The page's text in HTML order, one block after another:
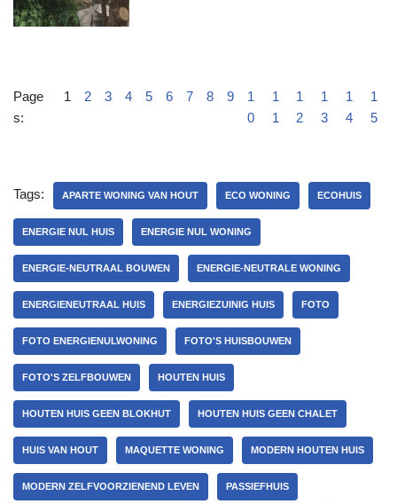
Page
s:
1 2 3 4 5 6 7 8 9
1
0
1
1
1
2
1
3
1
4
1
5
Tags: APARTE WONING VAN HOUT ECO WONING ECOHUIS
ENERGIE NUL HUIS ENERGIE NUL WONING
ENERGIE-NEUTRAAL BOUWEN ENERGIE-NEUTRALE WONING
ENERGIENEUTRAAL HUIS ENERGIEZUINIG HUIS FOTO
FOTO ENERGIENULWONING FOTO'S HUISBOUWEN
FOTO'S ZELFBOUWEN HOUTEN HUIS
HOUTEN HUIS GEEN BLOKHUT HOUTEN HUIS GEEN CHALET
HUIS VAN HOUT MAQUETTE WONING MODERN HOUTEN HUIS
MODERN ZELFVOORZIENEND LEVEN PASSIEFHUIS